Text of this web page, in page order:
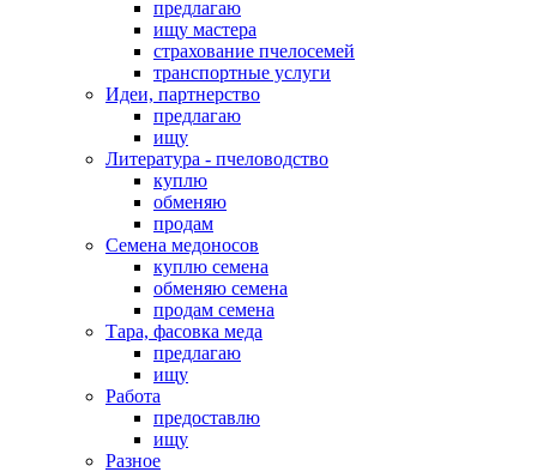
предлагаю
ищу мастера
страхование пчелосемей
транспортные услуги
Идеи, партнерство
предлагаю
ищу
Литература - пчеловодство
куплю
обменяю
продам
Семена медоносов
куплю семена
обменяю семена
продам семена
Тара, фасовка меда
предлагаю
ищу
Работа
предоставлю
ищу
Разное